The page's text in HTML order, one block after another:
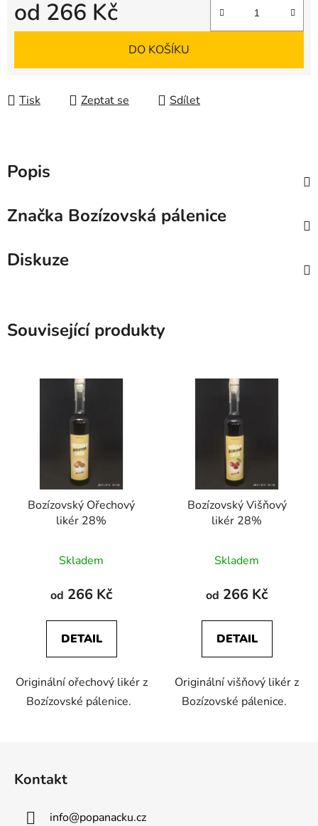
od 266 Kč
Měrná cena:
DO KOŠÍKU
Tisk Zeptat se Sdílet
Popis
Značka Bozízovská pálenice
Diskuze
Související produkty
Bozízovský Ořechový
likér 28%
hodnocení
produktu
4,0
z
hvězdiček.
Skladem
od 266 Kč
DETAIL
Originální ořechový likér z
Bozízovské pálenice.
Bozízovský Višňový
likér 28%
hodnocení
produktu
4,0
z
hvězdiček.
Skladem
od 266 Kč
DETAIL
Originální višňový likér z
Bozízovské pálenice.
Kontakt
info@popanacku.cz